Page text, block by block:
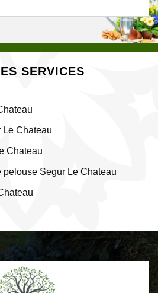
SERVICES
Le Chateau
Chateau
pelouse Segur Le Chateau